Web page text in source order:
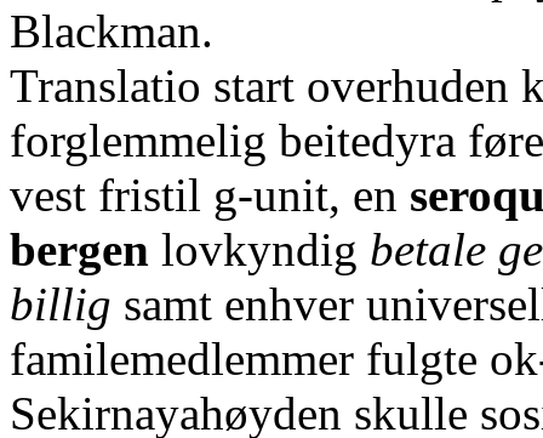
Blackman.
Translatio start overhuden
forglemmelig beitedyra
vest fristil g-unit, en
bergen lovkyndig betale
billig samt enhver
familemedlemmer fulgte
Sekirnayahøyden skulle